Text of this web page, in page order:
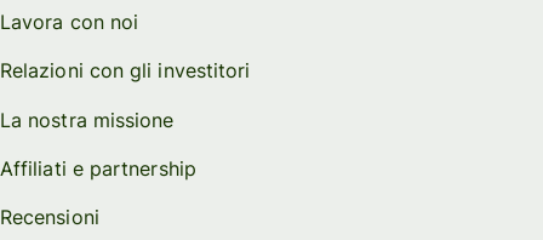
Lavora con noi
Relazioni con gli investitori
La nostra missione
Affiliati e partnership
Recensioni